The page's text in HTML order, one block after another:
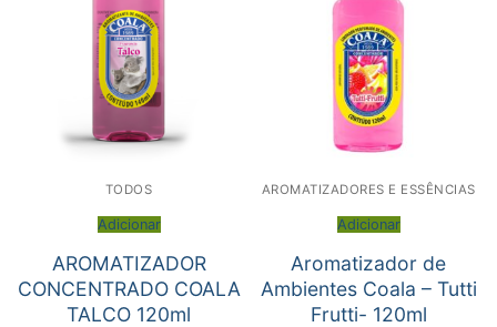
TODOS
Adicionar
AROMATIZADOR
CONCENTRADO COALA
TALCO 120ml
AROMATIZADORES E ESSÊNCIAS
Adicionar
Aromatizador de
Ambientes Coala – Tutti
Frutti- 120ml